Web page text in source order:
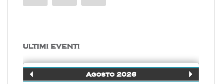
ULTIMI EVENTI
Agosto 2026